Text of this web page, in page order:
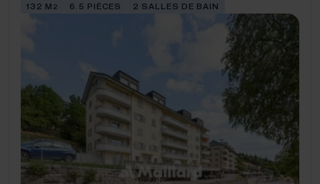
132 M 2 6.5 PIÈCES 2 SALLES DE BAIN